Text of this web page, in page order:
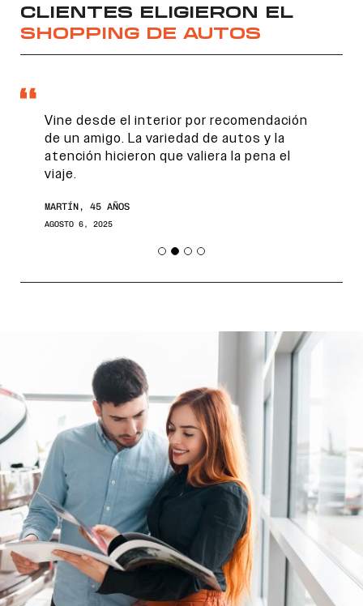
CLIENTES ELIGIERON EL
SHOPPING DE AUTOS
Vine desde el interior por recomendación
de un amigo. La variedad de autos y la
atención hicieron que valiera la pena el
viaje.
MARTÍN, 45 AÑOS
AGOSTO 6, 2025